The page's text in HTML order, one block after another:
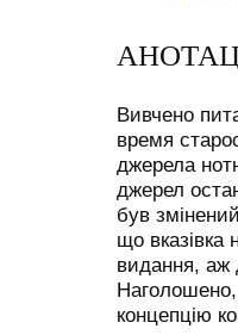
Вивчено
время
джерела
джерел
був
що вказівка
видання, аж
концепцію